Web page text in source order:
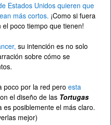
Estados Unidos quieren que
más cortos. ¡Como si fuera
poco tiempo que tienen!
su intención es no solo
sobre cómo se
poco por la red pero esta
el diseño de las Tortugas
es posiblemente el más claro.
mejor)